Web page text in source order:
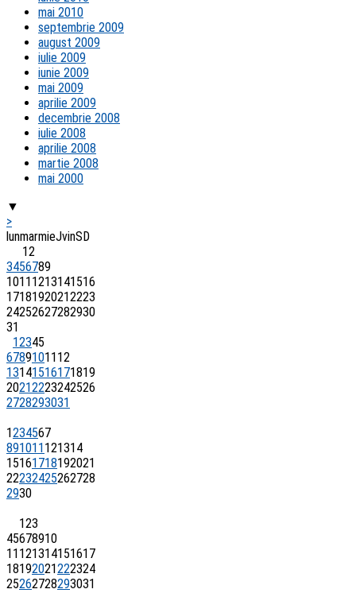
mai 2010
septembrie 2009
august 2009
iulie 2009
iunie 2009
mai 2009
aprilie 2009
decembrie 2008
iulie 2008
aprilie 2008
martie 2008
mai 2000
▼
>
lunmarmieJvinS D
12
3456789
1011 1213141516
17181920212223
24252627282930
31
12345
67891011 12
13141516171819
20212223242526
2728293031
1234567
891011 121314
15161718192021
22232425262728
2930
123
45678910
11 121314151617
18192021222324
25262728293031